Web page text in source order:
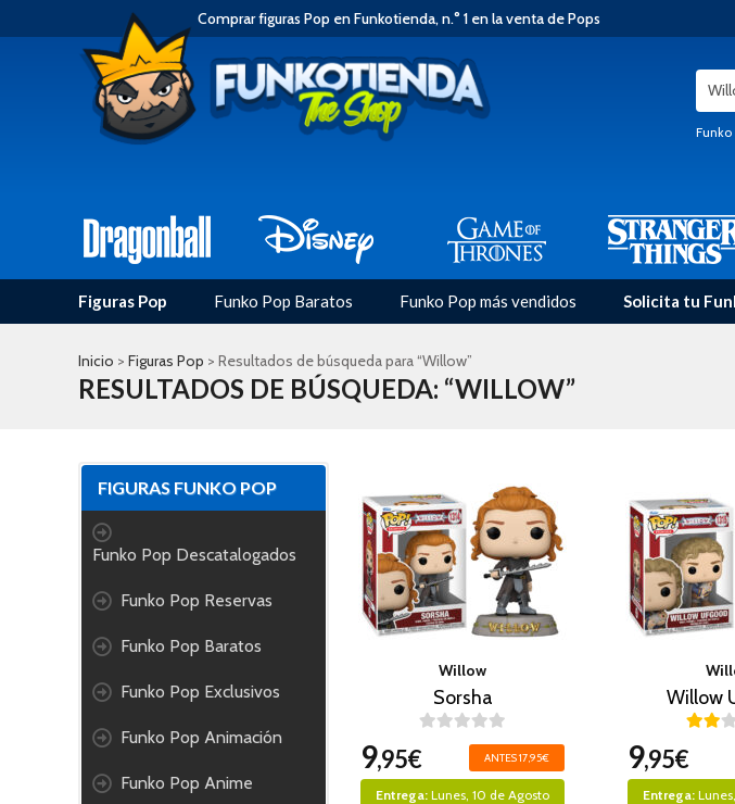
Comprar figuras Pop en Funkotienda, n.° 1 en la venta de Pops
Funko
Figuras Pop Funko Pop Baratos Funko Pop más vendidos Solicita tu
Inicio > Figuras Pop > Resultados de búsqueda para “Willow”
RESULTADOS DE BÚSQUEDA: “WILLOW”
FIGURAS FUNKO POP
Funko Pop Descatalogados
Funko Pop Reservas
Funko Pop Baratos
Funko Pop Exclusivos
Funko Pop Animación
Funko Pop Anime
Willow
Sorsha
9,95€ ANTES 17,95€
Entrega: Lunes, 10 de Agosto
Willow
9,95€
Entrega: